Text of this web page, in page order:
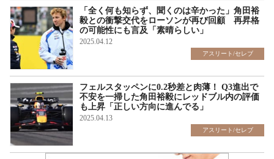
「全く何も知らず、聞くのは辛かった」角田裕
毅との衝撃交代をローソンが再び回顧 再昇格
の可能性にも言及「素晴らしい」
2025.04.12
アスリート/セレブ
フェルスタッペンに0.2秒差と肉薄！ Q3進出で
不安を一掃した角田裕毅にレッドブル内の評価
も上昇「正しい方向に進んでる」
2025.04.13
アスリート/セレブ